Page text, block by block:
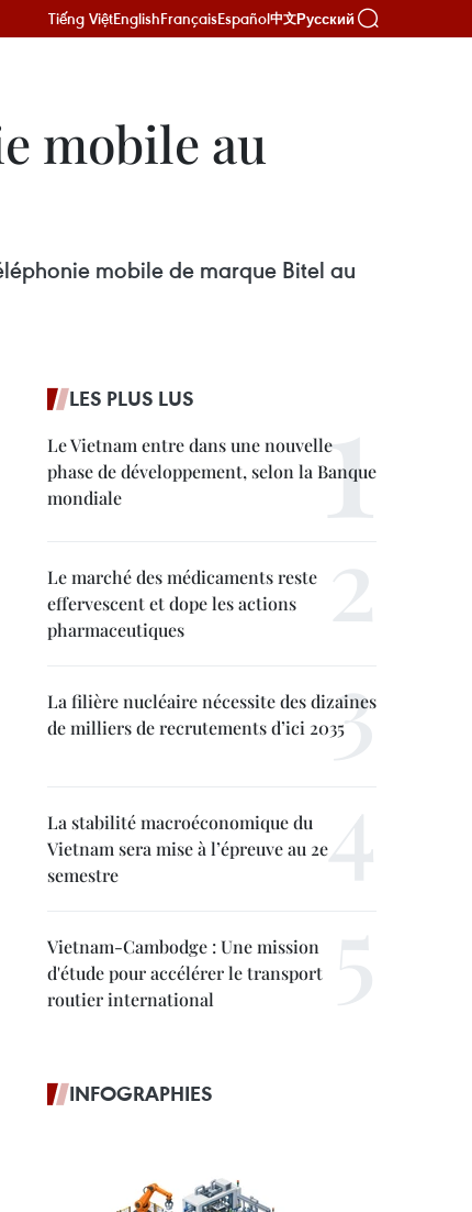
Tiếng ViệtEnglishFrançaisEspañol中文Русский
mobile au
mobile de marque Bitel au
LES PLUS LUS
Le Vietnam entre dans une nouvelle
phase de développement, selon la Banque
mondiale
Le marché des médicaments reste
effervescent et dope les actions
pharmaceutiques
La filière nucléaire nécessite des dizaines
de milliers de recrutements d’ici 2035
La stabilité macroéconomique du
Vietnam sera mise à l’épreuve au 2e
semestre
Vietnam-Cambodge : Une mission
d'étude pour accélérer le transport
routier international
INFOGRAPHIES